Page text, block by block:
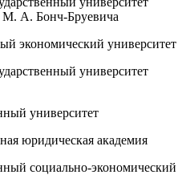
А. Бонч-Бруевича
экономический университет
университет
университет
юридическая академия
социально-экономический